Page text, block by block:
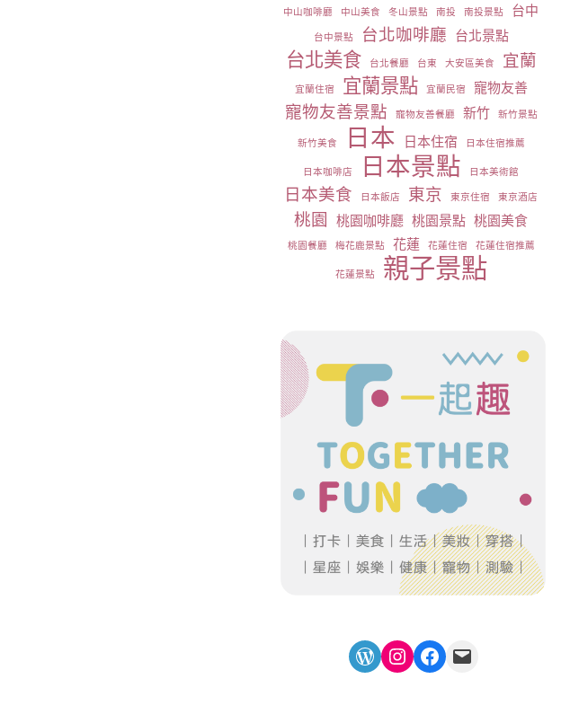
中山咖啡廳 中山美食 冬山景點 南投 南投景點 台中
台中景點 台北咖啡廳 台北景點
台北美食 台北餐廳 台東 大安區美食 宜蘭
宜蘭住宿 宜蘭景點 宜蘭民宿 寵物友善
寵物友善景點 寵物友善餐廳 新竹 新竹景點
新竹美食 日本 日本住宿 日本住宿推薦
日本咖啡店 日本景點 日本美術館
日本美食 日本飯店 東京 東京住宿 東京酒店
桃園 桃園咖啡廳 桃園景點 桃園美食
桃園餐廳 梅花鹿景點 花蓮 花蓮住宿 花蓮住宿推薦
花蓮景點 親子景點
WordPress
Instagram
Facebook
Mail